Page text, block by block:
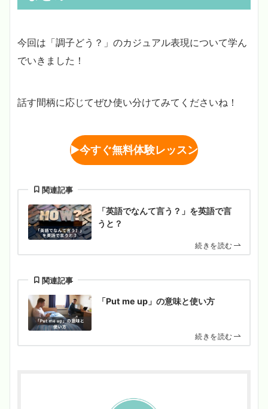
今回は「調子どう？」のカジュアル表現について学ん
でいきました！
話す間柄に応じてぜひ使い分けてみてくださいね！
▶︎今すぐ無料体験レッスン
関連記事
「英語でなんて言う？」を英語で言
うと？
続きを読む
関連記事
「Put me up」の意味と使い方
続きを読む